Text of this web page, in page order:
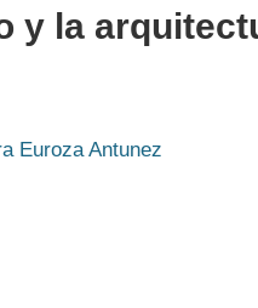
y la
Euroza Antunez